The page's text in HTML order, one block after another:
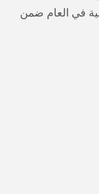
في العام ضمن